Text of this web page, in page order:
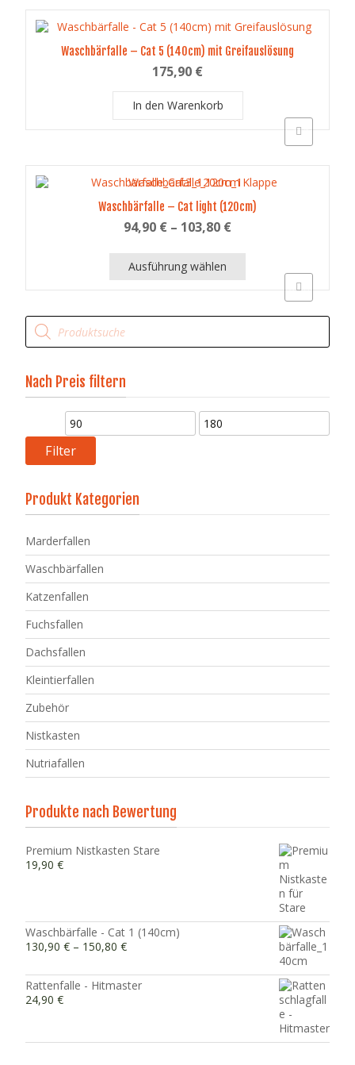
weist
mehrere
Varianten
werden
Waschbärfalle – Cat 5 (140cm) mit Greifauslösung
175,90 €
In den Warenkorb
Waschbärfalle – Cat light (120cm)
94,90 € – 103,80 €
Ausführung wählen
Dieses
weist
mehrere
Varianten
Die
Optionen
der
Produktseite
gewählt
Products
search
Nach Preis filtern
Preis
Max.Filter
Produkt Kategorien
Marderfallen
Waschbärfallen
Katzenfallen
Fuchsfallen
Dachsfallen
Kleintierfallen
Zubehör
Nistkasten
Nutriafallen
Produkte nach Bewertung
Premium Nistkasten Stare
19,90 €
Waschbärfalle - Cat 1 (140cm)
130,90 € – 150,80 €
Rattenfalle - Hitmaster
24,90 €